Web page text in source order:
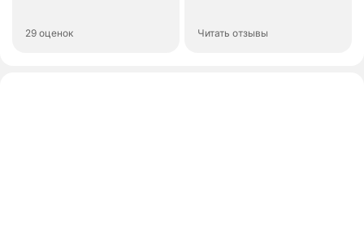
29 оценок Читать отзывы